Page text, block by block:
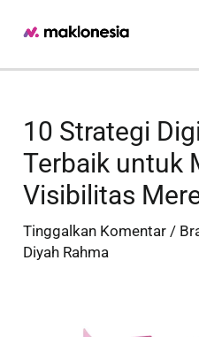
konten
10 Strategi
Terbaik untuk
Visibilitas
Tinggalkan Komentar /
Diyah Rahma